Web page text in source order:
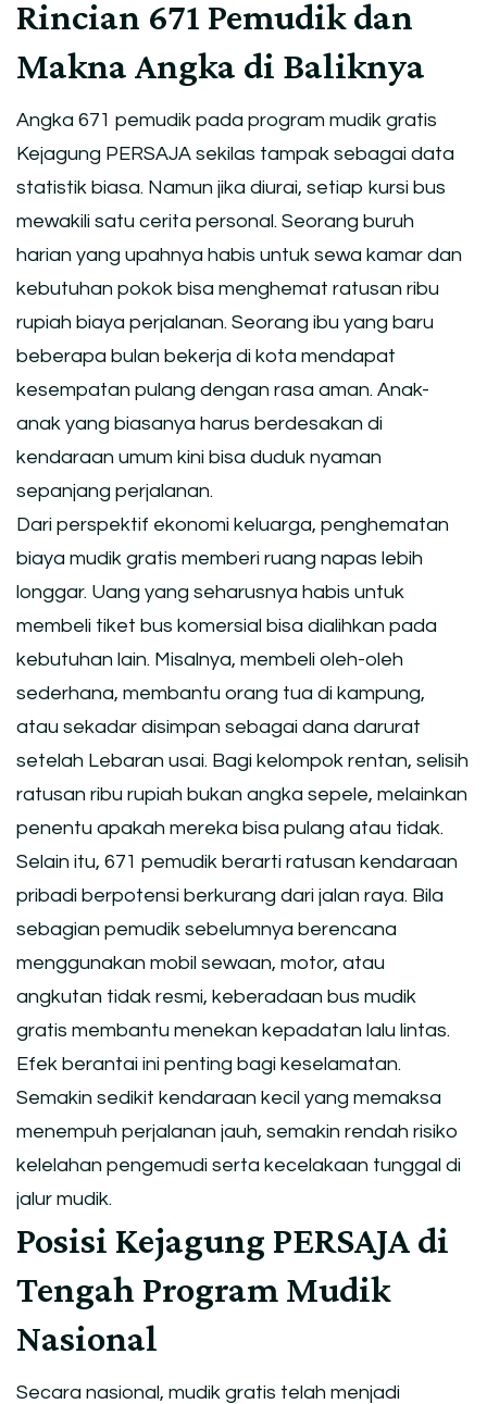
Rincian 671 Pemudik dan
Makna Angka di Baliknya
Angka 671 pemudik pada program mudik gratis
Kejagung PERSAJA sekilas tampak sebagai data
statistik biasa. Namun jika diurai, setiap kursi bus
mewakili satu cerita personal. Seorang buruh
harian yang upahnya habis untuk sewa kamar dan
kebutuhan pokok bisa menghemat ratusan ribu
rupiah biaya perjalanan. Seorang ibu yang baru
beberapa bulan bekerja di kota mendapat
kesempatan pulang dengan rasa aman. Anak-
anak yang biasanya harus berdesakan di
kendaraan umum kini bisa duduk nyaman
sepanjang perjalanan.
Dari perspektif ekonomi keluarga, penghematan
biaya mudik gratis memberi ruang napas lebih
longgar. Uang yang seharusnya habis untuk
membeli tiket bus komersial bisa dialihkan pada
kebutuhan lain. Misalnya, membeli oleh-oleh
sederhana, membantu orang tua di kampung,
atau sekadar disimpan sebagai dana darurat
setelah Lebaran usai. Bagi kelompok rentan, selisih
ratusan ribu rupiah bukan angka sepele, melainkan
penentu apakah mereka bisa pulang atau tidak.
Selain itu, 671 pemudik berarti ratusan kendaraan
pribadi berpotensi berkurang dari jalan raya. Bila
sebagian pemudik sebelumnya berencana
menggunakan mobil sewaan, motor, atau
angkutan tidak resmi, keberadaan bus mudik
gratis membantu menekan kepadatan lalu lintas.
Efek berantai ini penting bagi keselamatan.
Semakin sedikit kendaraan kecil yang memaksa
menempuh perjalanan jauh, semakin rendah risiko
kelelahan pengemudi serta kecelakaan tunggal di
jalur mudik.
Posisi Kejagung PERSAJA di
Tengah Program Mudik
Nasional
Secara nasional, mudik gratis telah menjadi